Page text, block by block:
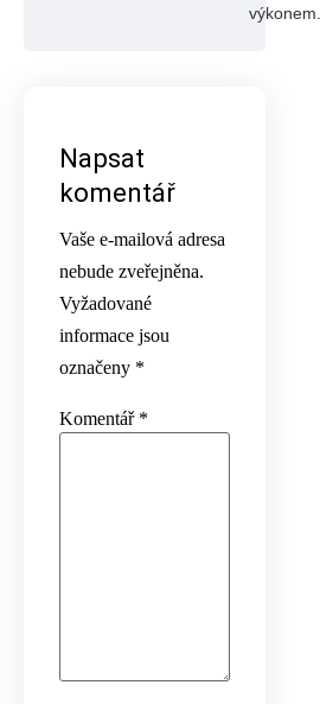
výkonem.
Napsat
komentář
Vaše e-mailová adresa
nebude zveřejněna.
Vyžadované
informace jsou
označeny *
Komentář *